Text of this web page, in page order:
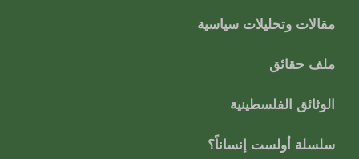
مقالات وتحليلات سياسية
ملف حقائق
الوثائق الفلسطينية
سلسلة أولست إنساناً؟